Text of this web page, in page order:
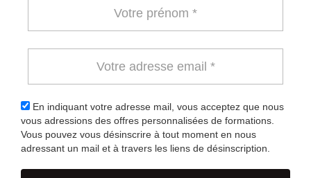
En indiquant votre adresse mail, vous acceptez que nous
vous adressions des offres personnalisées de formations.
Vous pouvez vous désinscrire à tout moment en nous
adressant un mail et à travers les liens de désinscription.